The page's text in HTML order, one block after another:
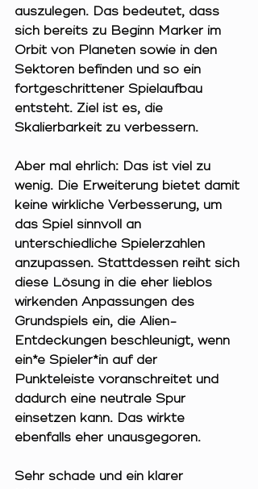
auszulegen. Das bedeutet, dass
sich bereits zu Beginn Marker im
Orbit von Planeten sowie in den
Sektoren befinden und so ein
fortgeschrittener Spielaufbau
entsteht. Ziel ist es, die
Skalierbarkeit zu verbessern.
Aber mal ehrlich: Das ist viel zu
wenig. Die Erweiterung bietet damit
keine wirkliche Verbesserung, um
das Spiel sinnvoll an
unterschiedliche Spielerzahlen
anzupassen. Stattdessen reiht sich
diese Lösung in die eher lieblos
wirkenden Anpassungen des
Grundspiels ein, die Alien-
Entdeckungen beschleunigt, wenn
ein*e Spieler*in auf der
Punkteleiste voranschreitet und
dadurch eine neutrale Spur
einsetzen kann. Das wirkte
ebenfalls eher unausgegoren.
Sehr schade und ein klarer